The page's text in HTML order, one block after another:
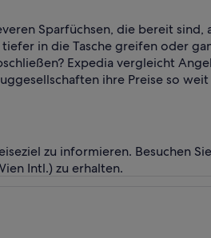
Sparfüchsen, die bereit sind,
in die Tasche greifen oder
Expedia vergleicht
ihre Preise so weit
zu informieren. Besuchen
Intl.) zu erhalten.